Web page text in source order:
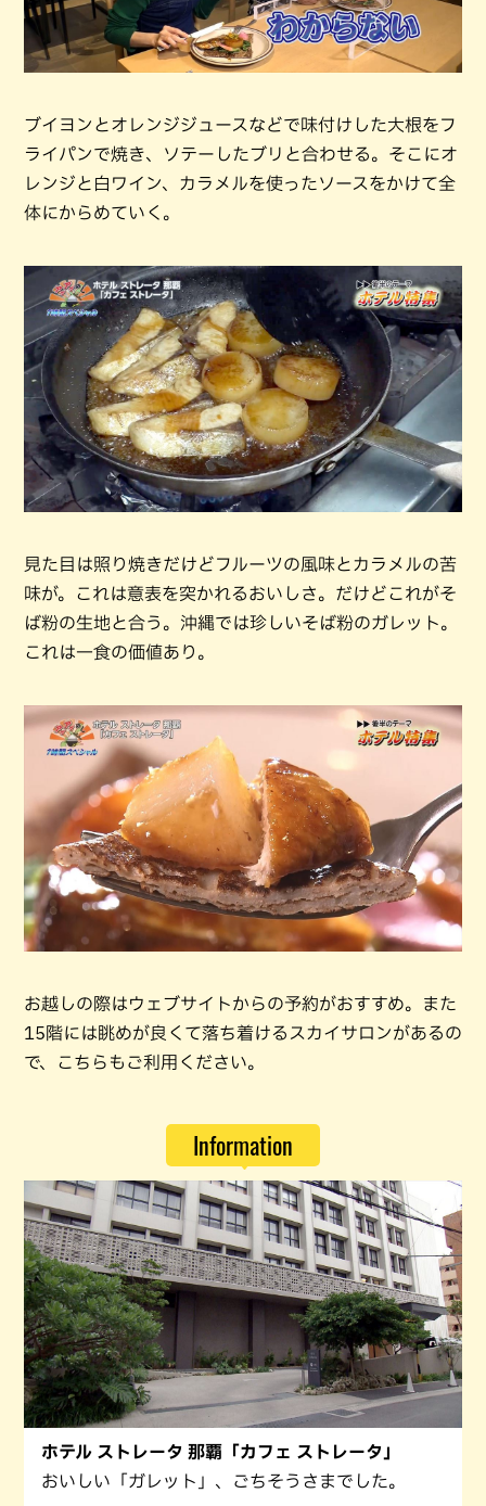
ブイヨンとオレンジジュースなどで味付けした大根をフ
ライパンで焼き、ソテーしたブリと合わせる。そこにオ
レンジと白ワイン、カラメルを使ったソースをかけて全
体にからめていく。
見た目は照り焼きだけどフルーツの風味とカラメルの苦
味が。これは意表を突かれるおいしさ。だけどこれがそ
ば粉の生地と合う。沖縄では珍しいそば粉のガレット。
これは一食の価値あり。
お越しの際はウェブサイトからの予約がおすすめ。また
15階には眺めが良くて落ち着けるスカイサロンがあるの
で、こちらもご利用ください。
Information
ホテル ストレータ 那覇「カフェ ストレータ」
おいしい「ガレット」、ごちそうさまでした。